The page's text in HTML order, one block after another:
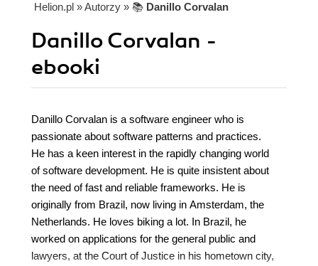
Helion.pl » Autorzy » 📚 Danillo Corvalan
Danillo Corvalan -
ebooki
Danillo Corvalan is a software engineer who is
passionate about software patterns and practices.
He has a keen interest in the rapidly changing world
of software development. He is quite insistent about
the need of fast and reliable frameworks. He is
originally from Brazil, now living in Amsterdam, the
Netherlands. He loves biking a lot. In Brazil, he
worked on applications for the general public and
lawyers, at the Court of Justice in his hometown city,